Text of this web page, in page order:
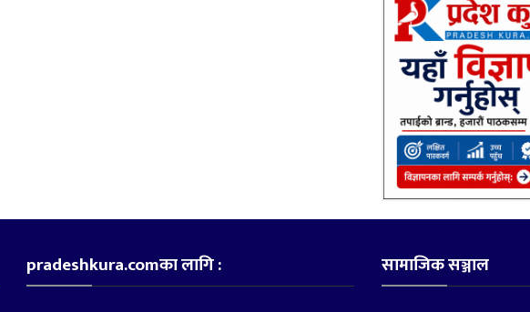
pradeshkura.comका लागि : सामाजिक सञ्जाल